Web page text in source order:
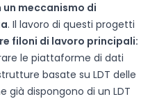
meccanismo di
. Il lavoro di questi progetti
filoni di lavoro principali:
le piattaforme di dati
basate su LDT delle
dispongono di un LDT